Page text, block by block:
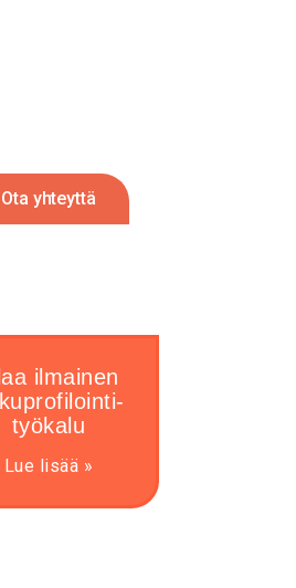
Ota yhteyttä
ilmainen
työkalu
Lue lisää »